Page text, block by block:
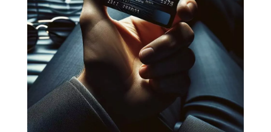
Il existe différents moyens de
vendre sur Internet :
avoir son propre
site, déployer une solution logistique.
Nous vous proposons les meilleures
réponses à votre stratégie,
notamment avec WordPress et
Woocommerce.